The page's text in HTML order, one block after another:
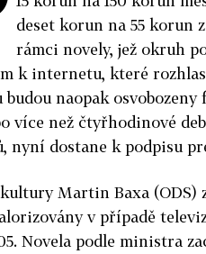
deset korun na 55 korun
rámci novely, jež okruh
k internetu, které
naopak
více než čtyřhodinové
nyní dostane k podpisu
Martin Baxa (ODS)
v případě
Novela podle ministra